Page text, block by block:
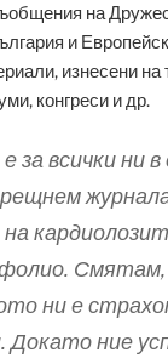
на
и
изнесени на
конгреси и др.
за всички ни в
Смятам,
ни е
Докато ние